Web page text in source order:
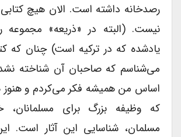
رصدخانه داشته است. الان هیچ کتابى
نیست. (البته در «ذریعه» مجموعه
یادشده که در ترکیه است) چنان که
می‌شناسم که صاحبان آن شناخته
اساس من همیشه فکر می‌کردم و هنوز
که وظیفه بزرگ براى مسلمانان،
مسلمان، شناسایى این آثار است.